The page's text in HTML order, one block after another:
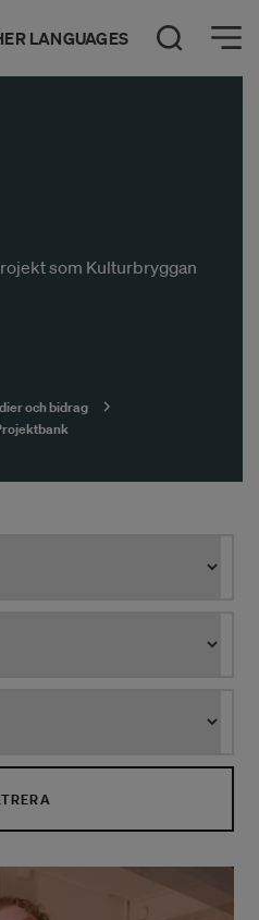
LANGUAGES Öppna sök
Öppna meny
som Kulturbryggan
och bidrag